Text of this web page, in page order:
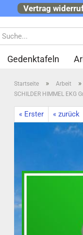
Vertrag
Gedenktafeln
Startseite » Arbeit »
SCHILDER HIMMEL EKG
« Erster « zurück